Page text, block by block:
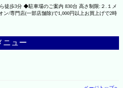
歩3分 ◆駐車場のご案内 830台 高さ制限:２.１メ
ン/専門店(一部店舗除)で1,000円以上お買上げで2時
ニュー